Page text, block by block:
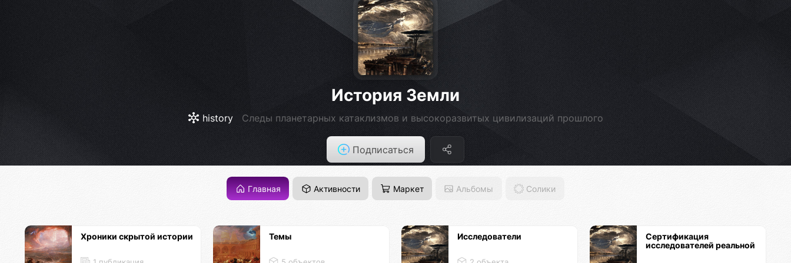
История Земли
history Следы планетарных катаклизмов и высокоразвитых цивилизаций прошлого
Подписаться
Главная Активности Маркет Альбомы Солики
Хроники скрытой истории Темы Исследователи
Сертификация
исследователей реальной